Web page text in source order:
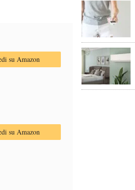
su Amazon
su Amazon